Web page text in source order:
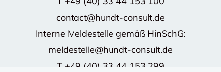
contact@hundt-consult.de
Interne Meldestelle gemäß HinSchG:
meldestelle@hundt-consult.de
T +49 (40) 33 44 153 299